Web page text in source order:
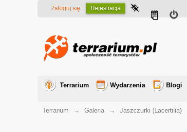
Zaloguj się Rejestracja
Terrarium Wydarzenia Blogi
Terrarium
→ Galeria → Jaszczurki (Lacertilia)